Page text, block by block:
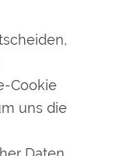
Cookie
uns die